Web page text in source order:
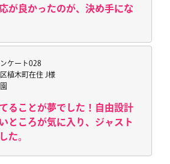
が良かったのが、決め手にな
ケート028
植木町在住 J様
ることが夢でした！自由設計
ところが気に入り、ジャスト
た。